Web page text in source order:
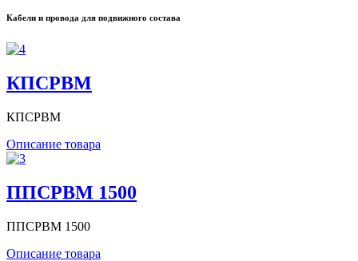
Кабели и провода для подвижного состава
КПСРВМ
КПСРВМ
Описание товара
ППСРВМ 1500
ППСРВМ 1500
Описание товара